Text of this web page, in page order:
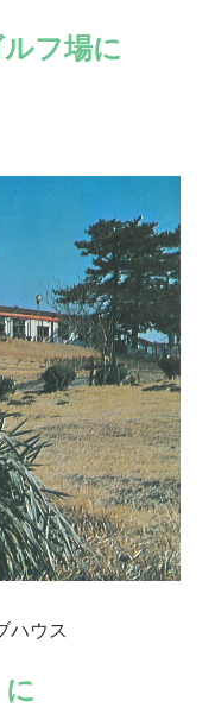
フ場に
ハウス